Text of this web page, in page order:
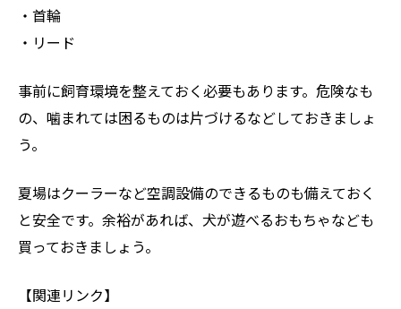
・首輪
・リード
事前に飼育環境を整えておく必要もあります。危険なも
の、噛まれては困るものは片づけるなどしておきましょ
う。
夏場はクーラーなど空調設備のできるものも備えておく
と安全です。余裕があれば、犬が遊べるおもちゃなども
買っておきましょう。
【関連リンク】